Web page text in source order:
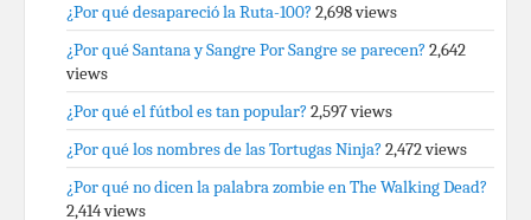
¿Por qué desapareció la Ruta-100? 2,698 views
¿Por qué Santana y Sangre Por Sangre se parecen? 2,642
views
¿Por qué el fútbol es tan popular? 2,597 views
¿Por qué los nombres de las Tortugas Ninja? 2,472 views
¿Por qué no dicen la palabra zombie en The Walking Dead?
2,414 views